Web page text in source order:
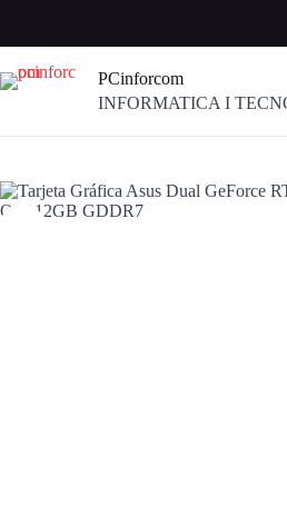
contenido
PCinforcom
INFORMATICA I